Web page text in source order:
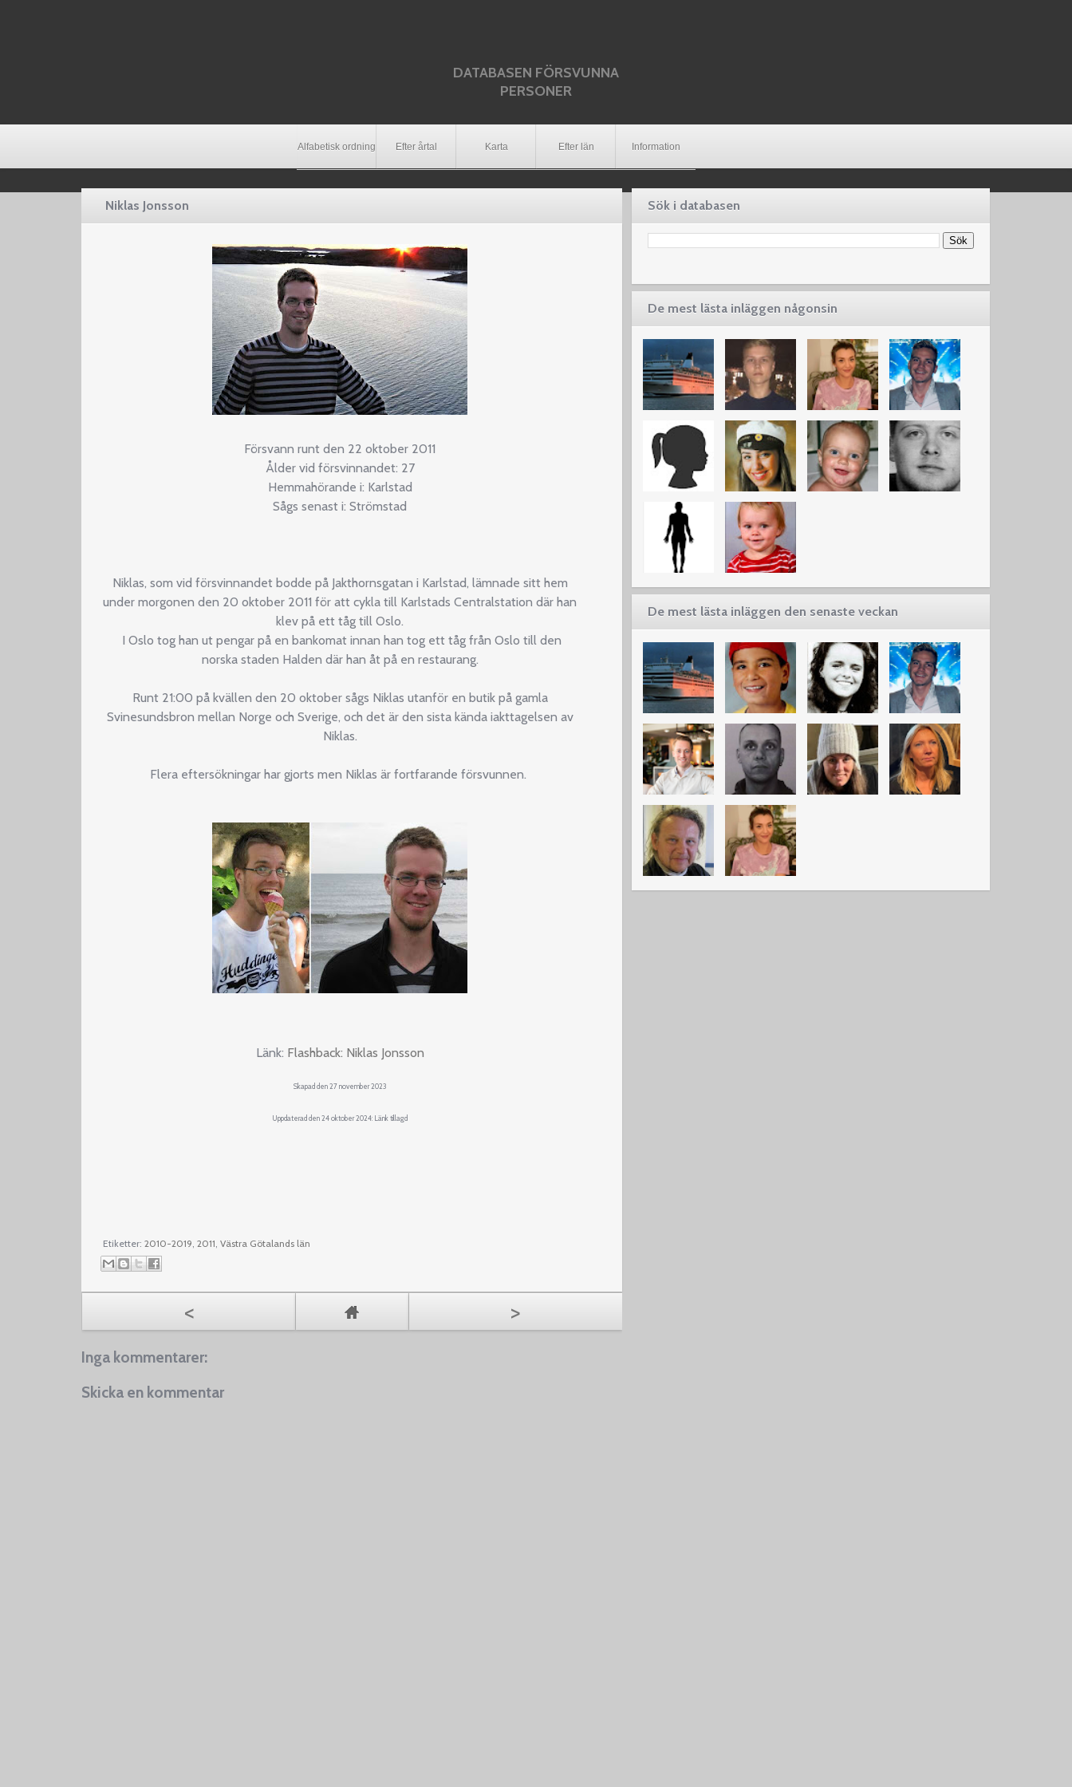
DATABASEN FÖRSVUNNA
PERSONER
Alfabetisk ordning Efter årtal Karta Efter län Information
Niklas Jonsson
Försvann runt den 22 oktober 2011
Ålder vid försvinnandet: 27
Hemmahörande i: Karlstad
Sågs senast i: Strömstad
Niklas, som vid försvinnandet bodde på Jakthornsgatan i Karlstad, lämnade sitt hem
under morgonen den 20 oktober 2011 för att cykla till Karlstads Centralstation där han
klev på ett tåg till Oslo.
I Oslo tog han ut pengar på en bankomat innan han tog ett tåg från Oslo till den
norska staden Halden där han åt på en restaurang.
Runt 21:00 på kvällen den 20 oktober sågs Niklas utanför en butik på gamla
Svinesundsbron mellan Norge och Sverige, och det är den sista kända iakttagelsen av
Niklas.
Flera eftersökningar har gjorts men Niklas är fortfarande försvunnen.
Länk: Flashback: Niklas Jonsson
Skapad den 27 november 2023
Uppdaterad den 24 oktober 2024: Länk tillagd
Etiketter: 2010-2019, 2011, Västra Götalands län
< >
Inga kommentarer:
Skicka en kommentar
Sök i databasen
De mest lästa inläggen någonsin
De mest lästa inläggen den senaste veckan